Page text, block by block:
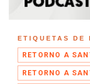
ETIQUETAS DE
RETORNO A
RETORNO A